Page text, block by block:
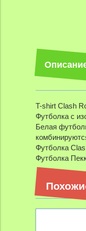
T-shirt Clash
Футболка с
Белая
Футболка
Футболка